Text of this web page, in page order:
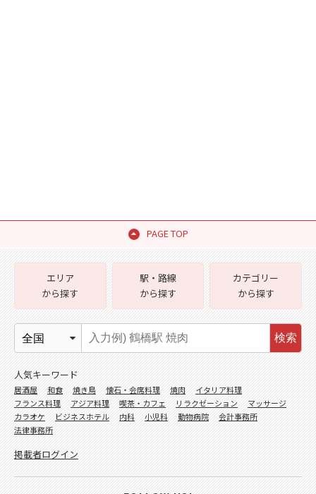
PAGE TOP
エリア
から探す
駅・路線
から探す
カテゴリー
から探す
検索
人気キーワード
居酒屋 和食 焼き鳥 懐石・会席料理 焼肉
イタリア料理
フランス料理
アジア料理 喫茶・カフェ リラクゼーション
マッサージ
カラオケ
ビジネスホテル 内科 小児科 動物病院
会計事務所
法律事務所
掲載者ログイン